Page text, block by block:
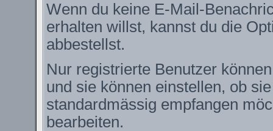
Wenn du keine E-Mail-
erhalten willst, kannst du die
abbestellst.
Nur registrierte Benutzer
und sie können einstellen, ob
standardmässig empfangen
bearbeiten.